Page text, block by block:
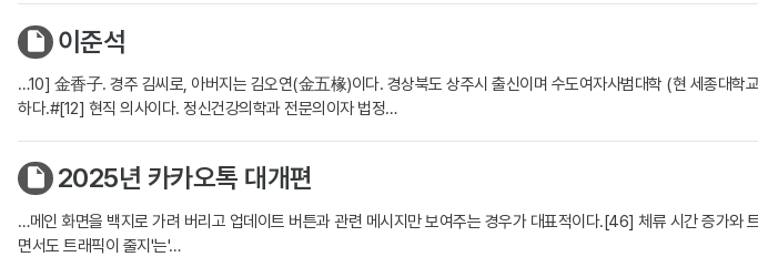
이준석
…10] 金香子. 경주 김씨로, 아버지는 김오연(金五椽)이다. 경상북도 상주시 출신이며 수도여자사범대학 (현 세종대학
하다.#[12] 현직 의사이다. 정신건강의학과 전문의이자 법정…
2025년 카카오톡 대개편
…메인 화면을 백지로 가려 버리고 업데이트 버튼과 관련 메시지만 보여주는 경우가 대표적이다.[46] 체류 시간 증가
면서도 트래픽이 줄지'는'…